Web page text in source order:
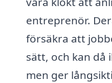
entreprenör.
försäkra att
sätt, och kan då
men ger